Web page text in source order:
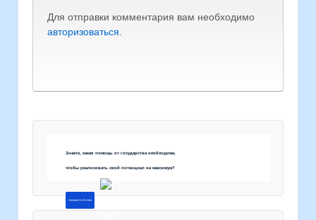
Для отправки комментария вам необходимо
авторизоваться.
Знаете, какая помощь от государства необходима,
чтобы реализовать свой потенциал на максимум?
Напишите об этом